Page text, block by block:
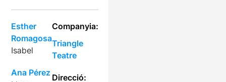
Esther
Romagosa
Isabel
Ana Pérez
Companyia:
Triangle
Teatre
Direcció: